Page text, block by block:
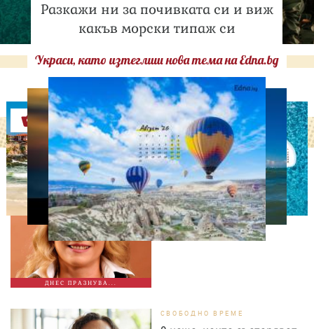
Разкажи ни за почивката си и виж
какъв морски типаж си
Украси, като изтеглиш нова тема на Edna.bg
Оферти
ДНЕС ПРАЗНУВА...
ДНЕС ПРАЗНУВАТ
Албена Павлова на 60:
Талант, хумор и
незабравими роли
СВОБОДНО ВРЕМЕ